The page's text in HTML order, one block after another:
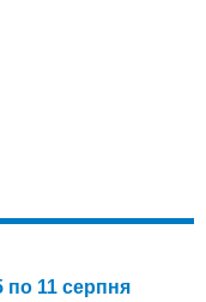
11 серпня